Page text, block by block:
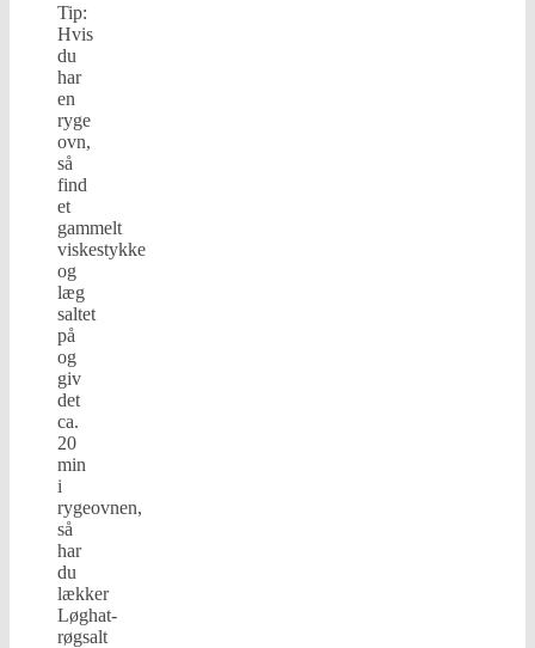
Tip:
Hvis
du
har
en
ryge
ovn,
så
find
et
gammelt
viskestykke
og
læg
saltet
på
og
giv
det
ca.
20
min
i
rygeovnen,
så
har
du
lækker
Løghat-
røgsalt